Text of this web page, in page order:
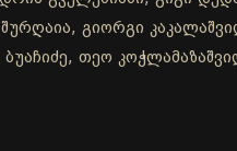
გიორგი
თეო